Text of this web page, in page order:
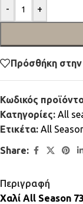
- +
Πρόσθήκη
Κωδικός
Κατηγορίες: All
Ετικέτα: All
Share:
Περιγραφή
Χαλί All Season